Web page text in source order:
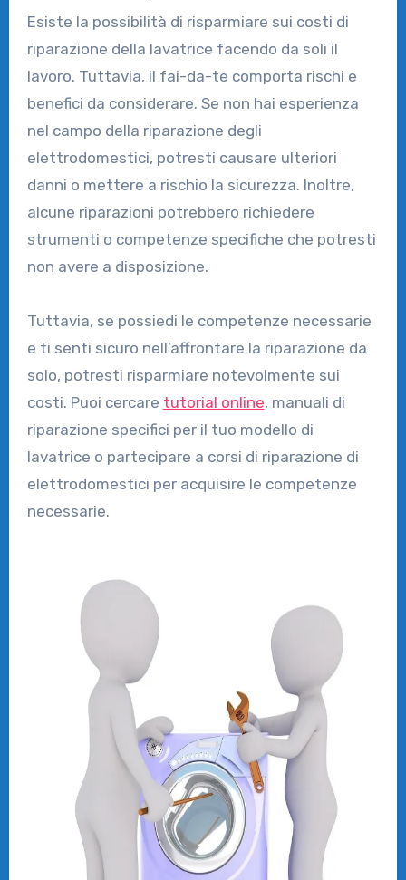
Esiste la possibilità di risparmiare sui costi di
riparazione della lavatrice facendo da soli il
lavoro. Tuttavia, il fai-da-te comporta rischi e
benefici da considerare. Se non hai esperienza
nel campo della riparazione degli
elettrodomestici, potresti causare ulteriori
danni o mettere a rischio la sicurezza. Inoltre,
alcune riparazioni potrebbero richiedere
strumenti o competenze specifiche che potresti
non avere a disposizione.
Tuttavia, se possiedi le competenze necessarie
e ti senti sicuro nell’affrontare la riparazione da
solo, potresti risparmiare notevolmente sui
costi. Puoi cercare tutorial online, manuali di
riparazione specifici per il tuo modello di
lavatrice o partecipare a corsi di riparazione di
elettrodomestici per acquisire le competenze
necessarie.